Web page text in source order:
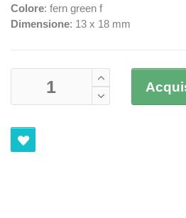
Colore: fern green f
Dimensione: 13 x 18 mm